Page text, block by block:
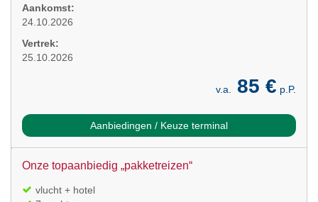
Aankomst:
24.10.2026
Vertrek:
25.10.2026
v.a. 85 € p.P.
Aanbiedingen / Keuze terminal
Onze topaanbiedig „pakketreizen“
vlucht + hotel